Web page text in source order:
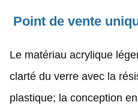
Point de vente
Le matériau acrylique
clarté du verre avec la
plastique; la conception